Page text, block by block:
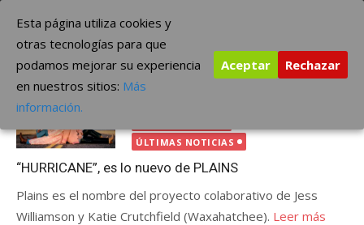
contenido
The Borderline Music
Etiqueta:PLAINS
ÚLTIMAS NOTICIAS
“HURRICANE”, es lo nuevo de PLAINS
Plains es el nombre del proyecto colaborativo de Jess
Williamson y Katie Crutchfield (Waxahatchee). Leer más
Esta página utiliza cookies y
otras tecnologías para que
podamos mejorar su experiencia
en nuestros sitios: Más
información.
Aceptar Rechazar